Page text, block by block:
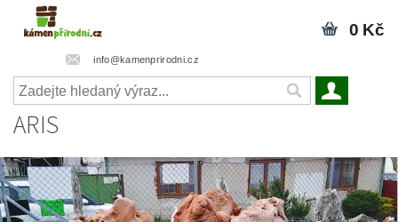
info@kamenprirodni.cz
0 Kč
ARIS